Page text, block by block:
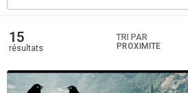
15
résultats
TRI PAR
PROXIMITÉ